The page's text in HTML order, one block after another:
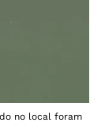
no local foram